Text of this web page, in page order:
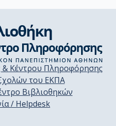
& Κέντρου Πληροφόρησης
του ΕΚΠΑ
Βιβλιοθηκών
/ Helpdesk